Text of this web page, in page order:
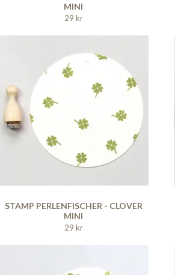
MINI
29 kr
STAMP PERLENFISCHER - CLOVER
MINI
29 kr